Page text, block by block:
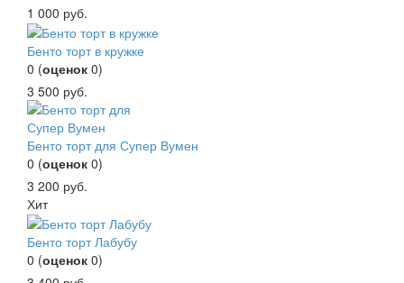
1 000 руб.
Бенто торт в кружке
0 (оценок 0)
3 500 руб.
Бенто торт для Супер Вумен
0 (оценок 0)
3 200 руб.
Хит
Бенто торт Лабубу
0 (оценок 0)